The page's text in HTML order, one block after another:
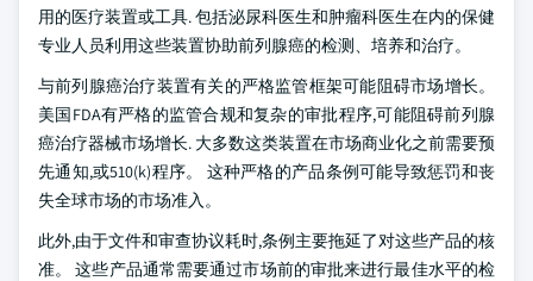
用的医疗装置或工具. 包括泌尿科医生和肿瘤科医生在内的保健
专业人员利用这些装置协助前列腺癌的检测、培养和治疗。
与前列腺癌治疗装置有关的严格监管框架可能阻碍市场增长。
美国FDA有严格的监管合规和复杂的审批程序,可能阻碍前列腺
癌治疗器械市场增长. 大多数这类装置在市场商业化之前需要预
先通知,或510(k)程序。 这种严格的产品条例可能导致惩罚和丧
失全球市场的市场准入。
此外,由于文件和审查协议耗时,条例主要拖延了对这些产品的核
准。 这些产品通常需要通过市场前的审批来进行最佳水平的检